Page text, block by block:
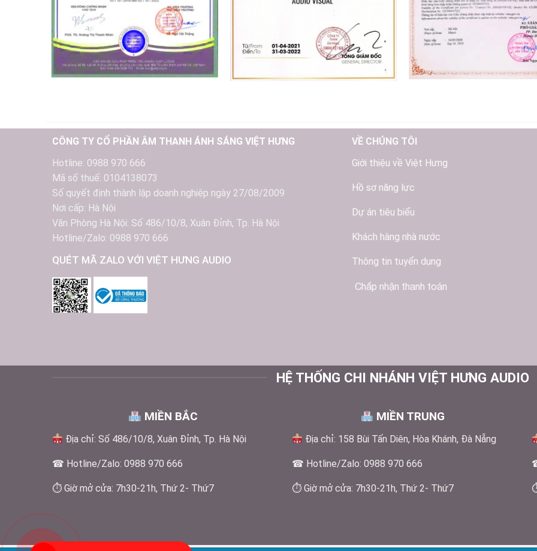
CÔNG TY CỔ PHẦN ÂM THANH ÁNH SÁNG VIỆT HƯNG
Hotline: 0988 970 666
Mã số thuế: 0104138073
Số quyết định thành lập doanh nghiệp ngày 27/08/2009
Nơi cấp: Hà Nội
Văn Phòng Hà Nội: Số 486/10/8, Xuân Đỉnh, Tp. Hà Nội
Hotline/Zalo: 0988 970 666
QUÉT MÃ ZALO VỚI VIỆT HƯNG AUDIO
VỀ CHÚNG TÔI
Giới thiệu về Việt Hưng
Hồ sơ năng lực
Dự án tiêu biểu
Khách hàng nhà nước
Thông tin tuyển dụng
Chấp nhận thanh toán
HỆ THỐNG CHI NHÁNH VIỆT HƯNG AUDIO
MIỀN BẮC
Địa chỉ: Số 486/10/8, Xuân Đỉnh, Tp. Hà Nội
☎ Hotline/Zalo: 0988 970 666
⏱ Giờ mở cửa: 7h30-21h, Thứ 2- Thứ7
MIỀN TRUNG
Địa chỉ: 158 Bùi Tấn Diên, Hòa Khánh, Đà Nẵng
☎ Hotline/Zalo: 0988 970 666
⏱ Giờ mở cửa: 7h30-21h, Thứ 2- Thứ7